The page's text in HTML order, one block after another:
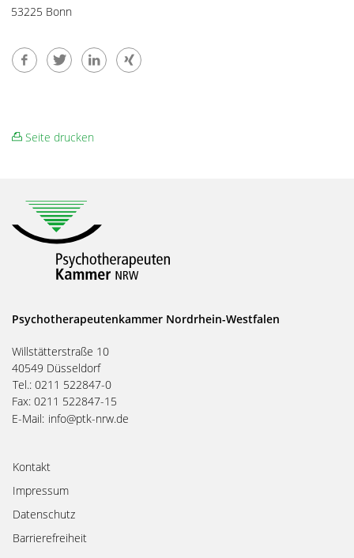
53225 Bonn
Seite drucken
Psychotherapeutenkammer Nordrhein-Westfalen
Willstätterstraße 10
40549 Düsseldorf
Tel.: 0211 522847-0
Fax: 0211 522847-15
E-Mail: info@ptk-nrw.de
Kontakt
Impressum
Datenschutz
Barrierefreiheit